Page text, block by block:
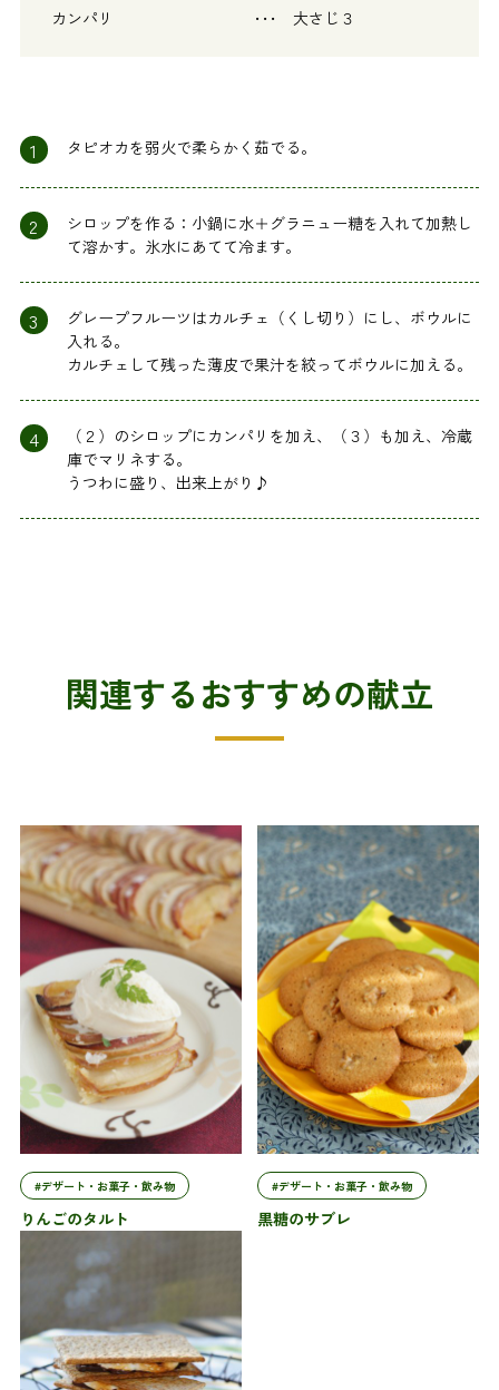
カンパリ ･･･ 大さじ３
1 タピオカを弱火で柔らかく茹でる。
2
シロップを作る：小鍋に水＋グラニュー糖を入れて加熱し
て溶かす。氷水にあてて冷ます。
3
グレープフルーツはカルチェ（くし切り）にし、ボウルに
入れる。
カルチェして残った薄皮で果汁を絞ってボウルに加える。
4
（２）のシロップにカンパリを加え、（３）も加え、冷蔵
庫でマリネする。
うつわに盛り、出来上がり♪
関連するおすすめの献立
#デザート・お菓子・飲み物
りんごのタルト
#デザート・お菓子・飲み物
黒糖のサブレ